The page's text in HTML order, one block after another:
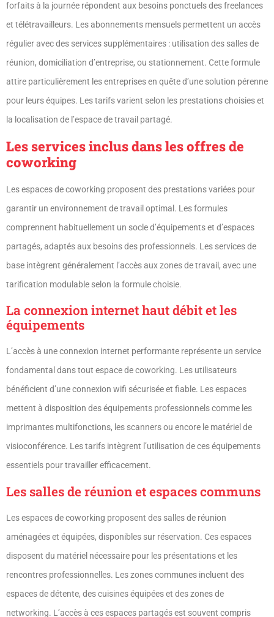
forfaits à la journée répondent aux besoins ponctuels des freelances
et télétravailleurs. Les abonnements mensuels permettent un accès
régulier avec des services supplémentaires : utilisation des salles de
réunion, domiciliation d’entreprise, ou stationnement. Cette formule
attire particulièrement les entreprises en quête d’une solution pérenne
pour leurs équipes. Les tarifs varient selon les prestations choisies et
la localisation de l’espace de travail partagé.
Les services inclus dans les offres de
coworking
Les espaces de coworking proposent des prestations variées pour
garantir un environnement de travail optimal. Les formules
comprennent habituellement un socle d’équipements et d’espaces
partagés, adaptés aux besoins des professionnels. Les services de
base intègrent généralement l’accès aux zones de travail, avec une
tarification modulable selon la formule choisie.
La connexion internet haut débit et les
équipements
L’accès à une connexion internet performante représente un service
fondamental dans tout espace de coworking. Les utilisateurs
bénéficient d’une connexion wifi sécurisée et fiable. Les espaces
mettent à disposition des équipements professionnels comme les
imprimantes multifonctions, les scanners ou encore le matériel de
visioconférence. Les tarifs intègrent l’utilisation de ces équipements
essentiels pour travailler efficacement.
Les salles de réunion et espaces communs
Les espaces de coworking proposent des salles de réunion
aménagées et équipées, disponibles sur réservation. Ces espaces
disposent du matériel nécessaire pour les présentations et les
rencontres professionnelles. Les zones communes incluent des
espaces de détente, des cuisines équipées et des zones de
networking. L’accès à ces espaces partagés est souvent compris